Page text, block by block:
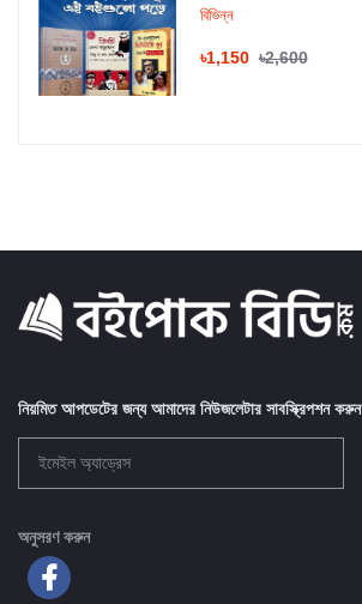
বিভিন্ন
৳1,150 ৳2,600
নিয়মিত আপডেটের জন্য আমাদের নিউজলেটার সাবস্ক্রিপশন করুন
অনুসরণ করুন